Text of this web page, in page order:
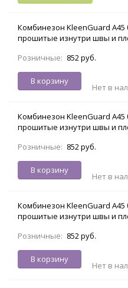
Комбинезон KleenGuard
прошитые изнутри швы и
Розничные: 852 руб.
В корзину
Нет в
Комбинезон KleenGuard
прошитые изнутри швы и
Розничные: 852 руб.
В корзину
Нет в
Комбинезон KleenGuard
прошитые изнутри швы и
Розничные: 852 руб.
В корзину
Нет в